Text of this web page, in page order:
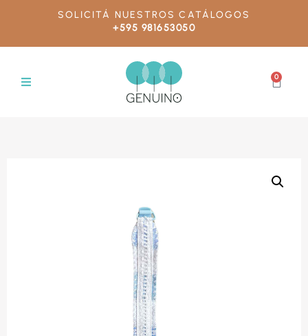
SOLICITÁ NUESTROS CATÁLOGOS
+595 981653050
0